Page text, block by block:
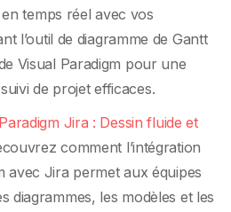
temps réel avec vos
l’outil de diagramme de Gantt
Visual Paradigm pour une
de projet efficaces.
Jira : Dessin fluide et
comment l’intégration
avec Jira permet aux équipes
diagrammes, les modèles et les